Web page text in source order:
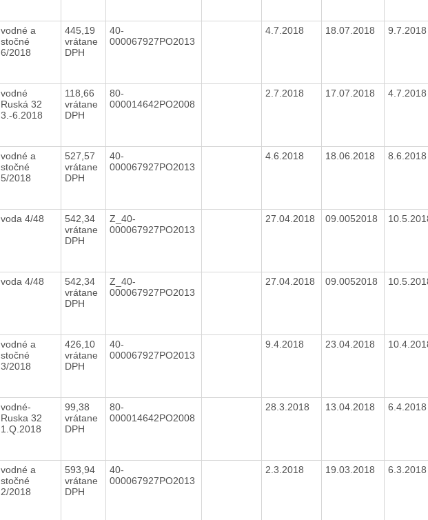
vodné a
stočné
6/2018
445,19
vrátane
DPH
40-
000067927PO2013
4.7.2018 18.07.2018
vodné
Ruská 32
3.-6.2018
118,66
vrátane
DPH
80-
000014642PO2008
2.7.2018 17.07.2018
vodné a
stočné
5/2018
527,57
vrátane
DPH
40-
000067927PO2013
4.6.2018 18.06.2018
voda 4/48
542,34
vrátane
DPH
Z_40-
000067927PO2013
27.04.2018 09.0052018
voda 4/48
542,34
vrátane
DPH
Z_40-
000067927PO2013
27.04.2018 09.0052018
vodné a
stočné
3/2018
426,10
vrátane
DPH
40-
000067927PO2013
9.4.2018 23.04.2018
vodné-
Ruska 32
1.Q.2018
99,38
vrátane
DPH
80-
000014642PO2008
28.3.2018 13.04.2018
vodné a
stočné
2/2018
593,94
vrátane
DPH
40-
000067927PO2013
2.3.2018 19.03.2018